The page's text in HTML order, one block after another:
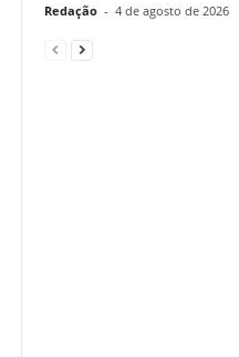
Redação - 4 de agosto de 2026